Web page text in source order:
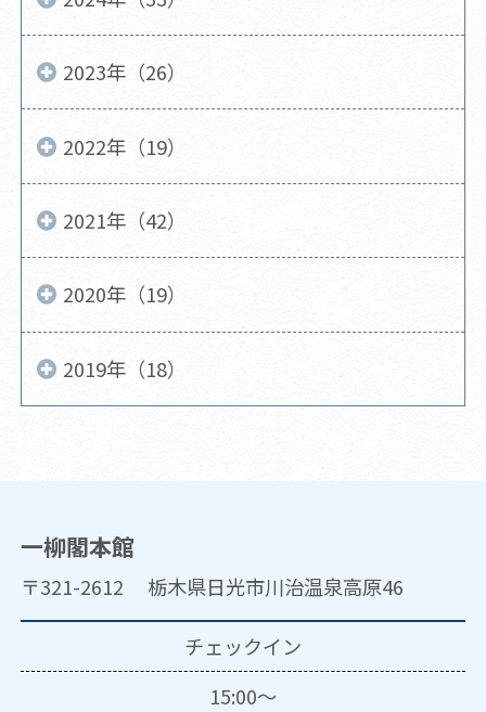
2023年（26）
2022年（19）
2021年（42）
2020年（19）
2019年（18）
一柳閣本館
〒321-2612 栃木県日光市川治温泉高原46
チェックイン
15:00～